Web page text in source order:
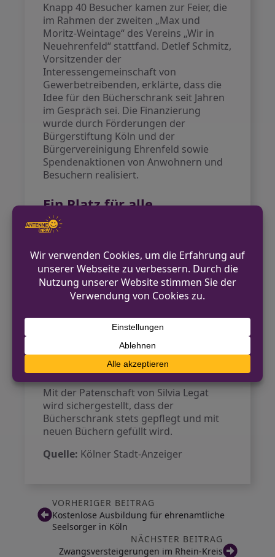
Knapp 40 Besucher kamen zur Feier, die
im Rahmen der zweiten „Max und
Moritz-Weintage“ des Vereins „Wir in
Neuehrenfeld“ stattfand. Detlef Schmitz,
Vorsitzender der
Interessengemeinschaft von
Gewerbetreibenden, erklärte, dass die
Idee für den Bücherschrank seit Jahren
im Gespräch sei. Die Finanzierung
wurde durch Förderungen der
Bürgerstiftung Köln und der
Bürgervereinigung Ehrenfeld sowie
Spendenaktionen von Anwohnern und
Besuchern realisiert.
Ein Platz für alle
Der Bücherschrank soll als neuer
Bücher dienen. Bezirksbürgermeister
Volker Spelthann und andere
Anwesende brachten bereits eigene
Bücher zur Verfügung. Der Schrank
bietet nun Platz für eine Vielzahl von
Genres, von Krimis bis hin zu
klassischen Werken. Ziel ist es, eine
bunte Mischung an Literatur anzubieten
und damit das Interesse am Lesen zu
fördern.
Mit der Patenschaft von Silvia Legat
wird sichergestellt, dass der
Bücherschrank stets gepflegt und mit
neuen Büchern gefüllt wird.
Quelle: Kölner Stadt-Anzeiger
VORHERIGER BEITRAG
Kostenlose Ausbildung für ehrenamtliche
Seelsorger in Köln
NÄCHSTER BEITRAG
Zwangsversteigerungen im Rhein-Kreis